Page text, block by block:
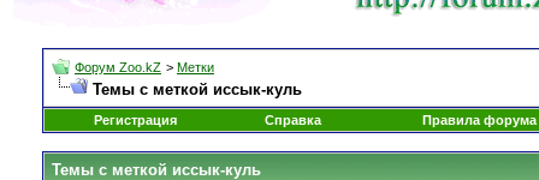
Форум Zoo.kZ > Метки
Темы с меткой иссык-куль
Регистрация Справка Правила форума
Темы с меткой иссык-куль